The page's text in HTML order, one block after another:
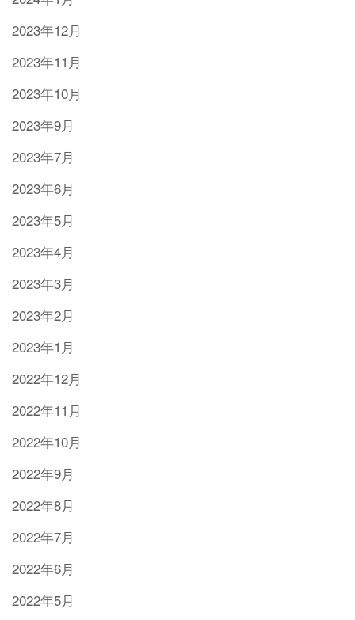
2023年12月
2023年11月
2023年10月
2023年9月
2023年7月
2023年6月
2023年5月
2023年4月
2023年3月
2023年2月
2023年1月
2022年12月
2022年11月
2022年10月
2022年9月
2022年8月
2022年7月
2022年6月
2022年5月